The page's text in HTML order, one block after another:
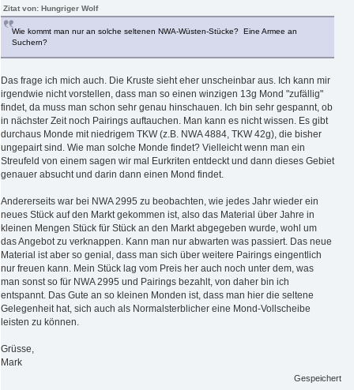
Zitat von: Hungriger Wolf
Wie kommt man nur an solche seltenen NWA-Wüsten-Stücke? Eine Armee an
Suchern?
Das frage ich mich auch. Die Kruste sieht eher unscheinbar aus. Ich kann mir
irgendwie nicht vorstellen, dass man so einen winzigen 13g Mond "zufällig"
findet, da muss man schon sehr genau hinschauen. Ich bin sehr gespannt, ob
in nächster Zeit noch Pairings auftauchen. Man kann es nicht wissen. Es gibt
durchaus Monde mit niedrigem TKW (z.B. NWA 4884, TKW 42g), die bisher
ungepairt sind. Wie man solche Monde findet? Vielleicht wenn man ein
Streufeld von einem sagen wir mal Eurkriten entdeckt und dann dieses Gebiet
genauer absucht und darin dann einen Mond findet.
Andererseits war bei NWA 2995 zu beobachten, wie jedes Jahr wieder ein
neues Stück auf den Markt gekommen ist, also das Material über Jahre in
kleinen Mengen Stück für Stück an den Markt abgegeben wurde, wohl um
das Angebot zu verknappen. Kann man nur abwarten was passiert. Das neue
Material ist aber so genial, dass man sich über weitere Pairings eingentlich
nur freuen kann. Mein Stück lag vom Preis her auch noch unter dem, was
man sonst so für NWA 2995 und Pairings bezahlt, von daher bin ich
entspannt. Das Gute an so kleinen Monden ist, dass man hier die seltene
Gelegenheit hat, sich auch als Normalsterblicher eine Mond-Vollscheibe
leisten zu können.
Grüsse,
Mark
Gespeichert